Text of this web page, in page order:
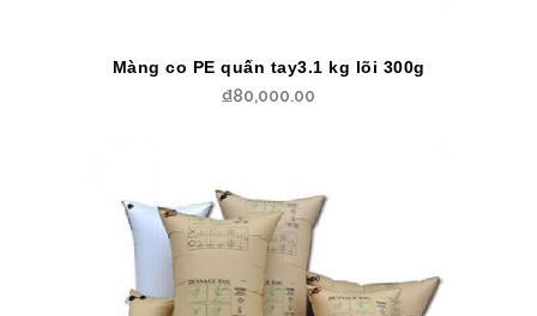
Màng co PE quấn tay3.1 kg lõi 300g
₫80,000.00